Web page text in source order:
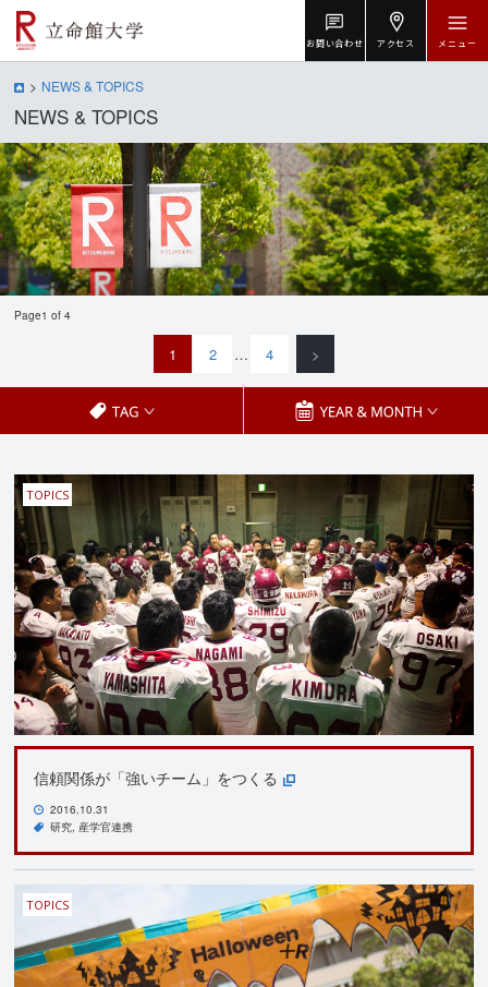
お問い合わせ アクセス メニュー
NEWS & TOPICS
NEWS & TOPICS
Page1 of 4
1 2 … 4 >
TOPICS
信頼関係が「強いチーム」をつくる
2016.10.31
研究 産学官連携
TOPICS